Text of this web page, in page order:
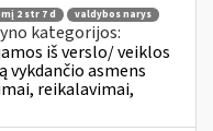
2 str 7 d
valdybos narys
kategorijos:
iš verslo/ veiklos
vykdančio asmens
reikalavimai,